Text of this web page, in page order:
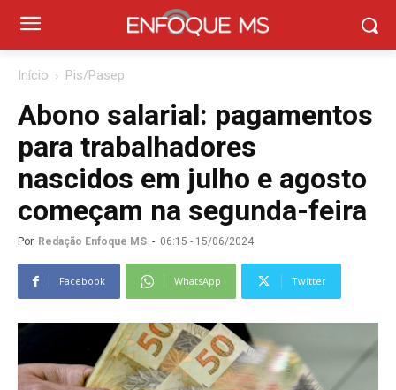
Início Pis/Pasep
Abono salarial: pagamentos
para trabalhadores
nascidos em julho e agosto
começam na segunda-feira
Por Redação Enfoque MS - 06:15 - 15/06/2024
Facebook WhatsApp Twitter